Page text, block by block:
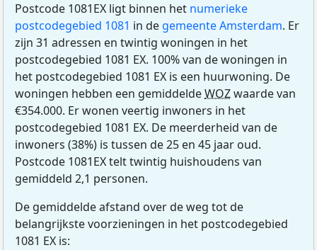
Postcode 1081EX ligt binnen het numerieke
postcodegebied 1081 in de gemeente Amsterdam. Er
zijn 31 adressen en twintig woningen in het
postcodegebied 1081 EX. 100% van de woningen in
het postcodegebied 1081 EX is een huurwoning. De
woningen hebben een gemiddeldeWOZwaarde van
€354.000. Er wonen veertig inwoners in het
postcodegebied 1081 EX. De meerderheid van de
inwoners (38%) is tussen de 25 en 45 jaar oud.
Postcode 1081EX telt twintig huishoudens van
gemiddeld 2,1 personen.
De gemiddelde afstand over de weg tot de
belangrijkste voorzieningen in het postcodegebied
1081 EX is: